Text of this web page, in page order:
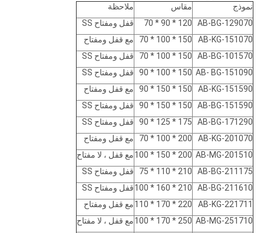
نموذج
مقاس
ملاحظة
AB-BG-129070
120 * 90 * 70
قفل ومفتاح SS
AB-KG-151070
150 * 100 * 70
مع قفل ومفتاح
AB-BG-101570
150 * 100 * 70
قفل ومفتاح SS
AB- BG-151090
150 * 100 * 90
قفل ومفتاح SS
AB-KG-151590
150 * 150 * 90
مع قفل ومفتاح
AB-BG-151590
150 * 150 * 90
قفل ومفتاح SS
AB-BG-171290
175 * 125 * 90
قفل ومفتاح SS
AB-KG-201070
200 * 100 * 70
مع قفل ومفتاح
AB-MG-201510
200 * 150 * 100
مع قفل ، لا مفتاح
AB-BG-211175
210 * 110 * 75
قفل ومفتاح SS
AB-BG-211610
210 * 160 * 100
قفل ومفتاح SS
AB-KG-221711
220 * 170 * 110
مع قفل ومفتاح
AB-MG-251710
250 * 170 * 100
مع قفل ، لا مفتاح